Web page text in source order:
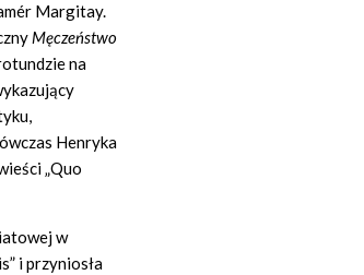
Margitay.
Męczeństwo
na
Henryka
„Quo
w
i przyniosła